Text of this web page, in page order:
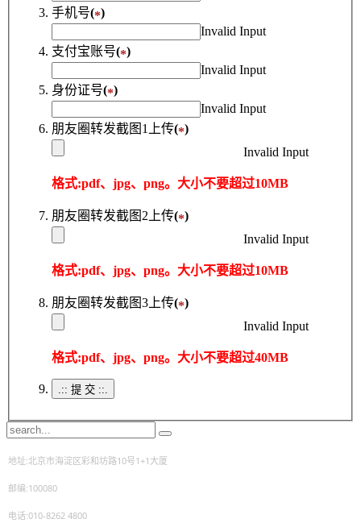
手机号(*)
Invalid Input
支付宝账号(*)
Invalid Input
身份证号(*)
Invalid Input
朋友圈转发截图1上传(*)
Invalid Input
格式:pdf、jpg、png。大小不要超过10MB
朋友圈转发截图2上传(*)
Invalid Input
格式:pdf、jpg、png。大小不要超过10MB
朋友圈转发截图3上传(*)
Invalid Input
格式:pdf、jpg、png。大小不要超过40MB
.:: 提 交 ::.
地址:北京市海淀区彩和坊路10号1+1大厦
邮编:100080
电话:010-8262 4800